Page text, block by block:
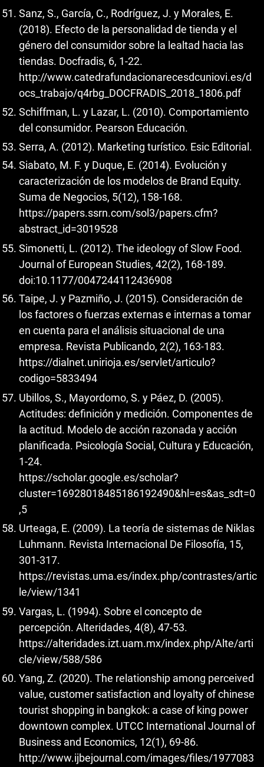
Sanz, S., García, C., Rodríguez, J. y Morales, E.
(2018). Efecto de la personalidad de tienda y el
género del consumidor sobre la lealtad hacia las
tiendas. Docfradis, 6, 1-22.
http://www.catedrafundacionarecesdcuniovi.es/d
ocs_trabajo/q4rbg_DOCFRADIS_2018_1806.pdf
Schiffman, L. y Lazar, L. (2010). Comportamiento
del consumidor. Pearson Educación.
Serra, A. (2012). Marketing turístico. Esic Editorial.
Siabato, M. F. y Duque, E. (2014). Evolución y
caracterización de los modelos de Brand Equity.
Suma de Negocios, 5(12), 158-168.
https://papers.ssrn.com/sol3/papers.cfm?
abstract_id=3019528
Simonetti, L. (2012). The ideology of Slow Food.
Journal of European Studies, 42(2), 168-189.
doi:10.1177/0047244112436908
Taipe, J. y Pazmiño, J. (2015). Consideración de
los factores o fuerzas externas e internas a tomar
en cuenta para el análisis situacional de una
empresa. Revista Publicando, 2(2), 163-183.
https://dialnet.unirioja.es/servlet/articulo?
codigo=5833494
Ubillos, S., Mayordomo, S. y Páez, D. (2005).
Actitudes: definición y medición. Componentes de
la actitud. Modelo de acción razonada y acción
planificada. Psicología Social, Cultura y Educación,
1-24.
https://scholar.google.es/scholar?
cluster=16928018485186192490&hl=es&as_sdt=0
,5
Urteaga, E. (2009). La teoría de sistemas de Niklas
Luhmann. Revista Internacional De Filosofía, 15,
301-317.
https://revistas.uma.es/index.php/contrastes/artic
le/view/1341
Vargas, L. (1994). Sobre el concepto de
percepción. Alteridades, 4(8), 47-53.
https://alteridades.izt.uam.mx/index.php/Alte/arti
cle/view/588/586
Yang, Z. (2020). The relationship among perceived
value, customer satisfaction and loyalty of chinese
tourist shopping in bangkok: a case of king power
downtown complex. UTCC International Journal of
Business and Economics, 12(1), 69-86.
http://www.ijbejournal.com/images/files/1977083